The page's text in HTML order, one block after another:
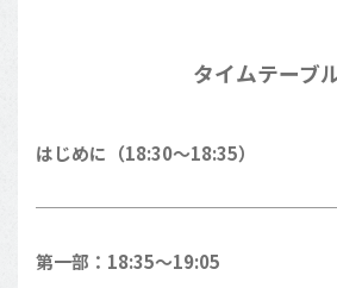
タイムテーブ
はじめに（18:30〜18:35）
第一部：18:35〜19:05